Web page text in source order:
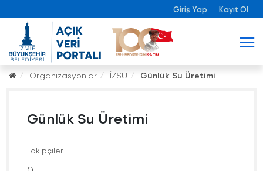
Giriş Yap Kayıt Ol
Organizasyonlar İZSU Günlük Su Üretimi
Günlük Su Üretimi
Takipçiler